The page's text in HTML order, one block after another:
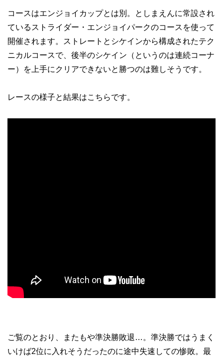
コースはエンジョイカップとは別。としまえんに常設され
ているストライダー・エンジョイパークのコースを使って
開催されます。ストレートとシケインから構成されたテク
ニカルコースで、後半のシケイン（というのは連続コーナ
ー）を上手にクリアできないと勝つのは難しそうです。
レースの様子と結果はこちらです。
ご覧のとおり、またもや準決勝敗退…。準決勝ではうまく
いけば2位に入れそうだったのに途中失速しての惨敗。最